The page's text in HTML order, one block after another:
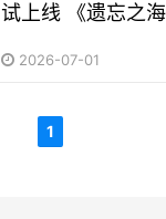
试上线 《遗忘之
2026-07-01
1